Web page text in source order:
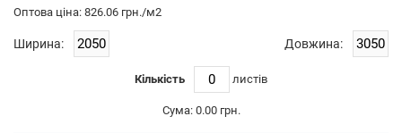
Оптова цiна: 826.06 грн./м2
Ширина: Довжина:
Кількість листiв
Сума: 0.00 грн.